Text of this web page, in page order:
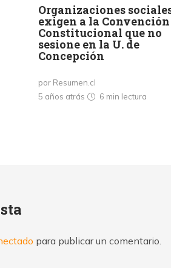
Organizaciones
exigen a la Convención
Constitucional que no
sesione en la U. de
Concepción
por Resumen.cl
5 años atrás
6 min lectura
para publicar un comentario.